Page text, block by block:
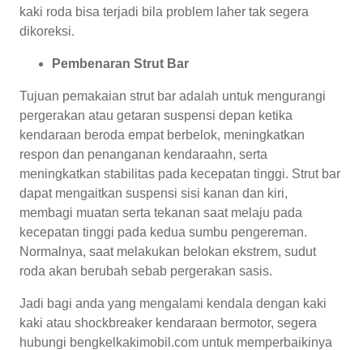
kaki roda bisa terjadi bila problem laher tak segera
dikoreksi.
Pembenaran Strut Bar
Tujuan pemakaian strut bar adalah untuk mengurangi
pergerakan atau getaran suspensi depan ketika
kendaraan beroda empat berbelok, meningkatkan
respon dan penanganan kendaraahn, serta
meningkatkan stabilitas pada kecepatan tinggi. Strut bar
dapat mengaitkan suspensi sisi kanan dan kiri,
membagi muatan serta tekanan saat melaju pada
kecepatan tinggi pada kedua sumbu pengereman.
Normalnya, saat melakukan belokan ekstrem, sudut
roda akan berubah sebab pergerakan sasis.
Jadi bagi anda yang mengalami kendala dengan kaki
kaki atau shockbreaker kendaraan bermotor, segera
hubungi bengkelkakimobil.com untuk memperbaikinya